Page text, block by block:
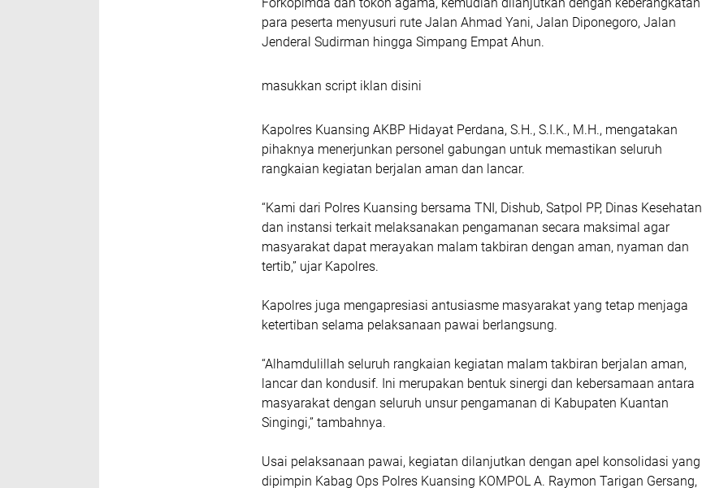
para peserta menyusuri rute Jalan Ahmad Yani, Jalan Diponegoro, Jalan
Jenderal Sudirman hingga Simpang Empat Ahun.
masukkan script iklan disini
Kapolres Kuansing AKBP Hidayat Perdana, S.H., S.I.K., M.H., mengatakan
pihaknya menerjunkan personel gabungan untuk memastikan seluruh
rangkaian kegiatan berjalan aman dan lancar.
“Kami dari Polres Kuansing bersama TNI, Dishub, Satpol PP, Dinas Kesehatan
dan instansi terkait melaksanakan pengamanan secara maksimal agar
masyarakat dapat merayakan malam takbiran dengan aman, nyaman dan
tertib,” ujar Kapolres.
Kapolres juga mengapresiasi antusiasme masyarakat yang tetap menjaga
ketertiban selama pelaksanaan pawai berlangsung.
“Alhamdulillah seluruh rangkaian kegiatan malam takbiran berjalan aman,
lancar dan kondusif. Ini merupakan bentuk sinergi dan kebersamaan antara
masyarakat dengan seluruh unsur pengamanan di Kabupaten Kuantan
Singingi,” tambahnya.
Usai pelaksanaan pawai, kegiatan dilanjutkan dengan apel konsolidasi yang
dipimpin Kabag Ops Polres Kuansing KOMPOL A. Raymon Tarigan Gersang,